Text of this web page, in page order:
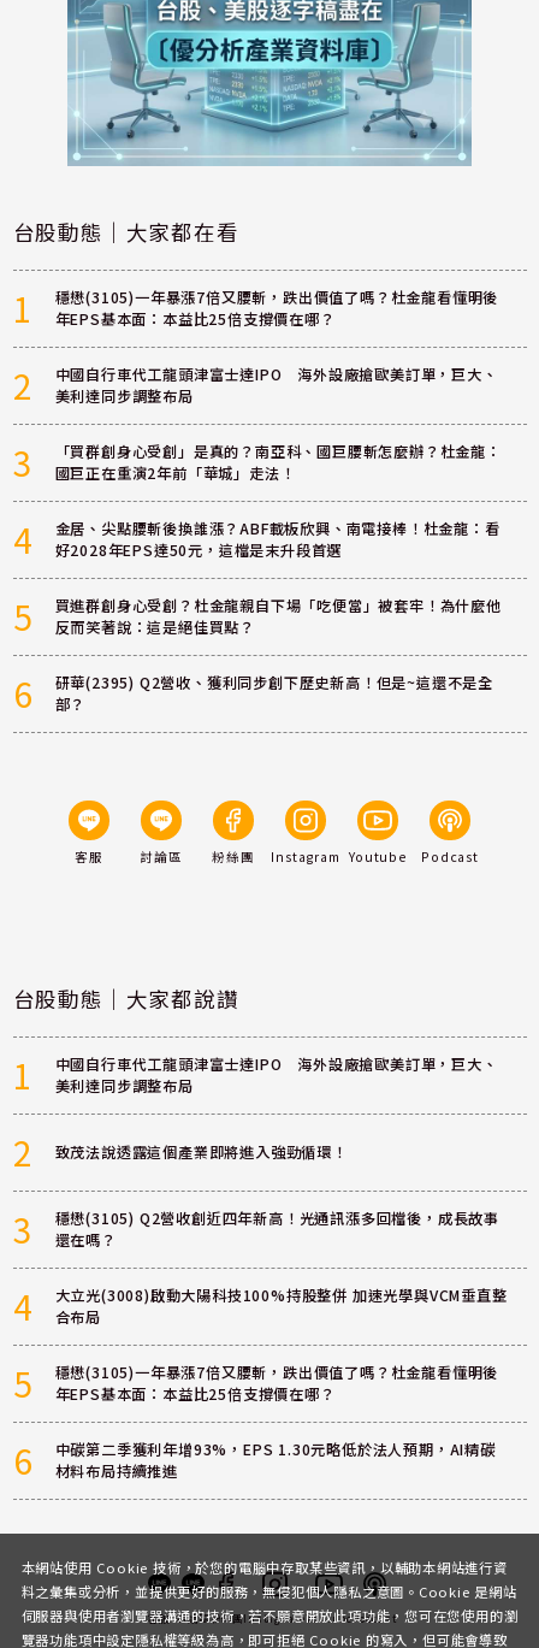
台股動態｜大家都在看
1
穩懋(3105)一年暴漲7倍又腰斬，跌出價值了嗎？杜金龍看懂明後
年EPS基本面：本益比25倍支撐價在哪？
2
中國自行車代工龍頭津富士達IPO 海外設廠搶歐美訂單，巨大、
美利達同步調整布局
3
「買群創身心受創」是真的？南亞科、國巨腰斬怎麼辦？杜金龍：
國巨正在重演2年前「華城」走法！
4
金居、尖點腰斬後換誰漲？ABF載板欣興、南電接棒！杜金龍：看
好2028年EPS達50元，這檔是末升段首選
5
買進群創身心受創？杜金龍親自下場「吃便當」被套牢！為什麼他
反而笑著說：這是絕佳買點？
6
研華(2395) Q2營收、獲利同步創下歷史新高！但是~這還不是全
部？
客服 討論區 粉絲團 Instagram Youtube Podcast
台股動態｜大家都說讚
1
中國自行車代工龍頭津富士達IPO 海外設廠搶歐美訂單，巨大、
美利達同步調整布局
2 致茂法說透露這個產業即將進入強勁循環！
3
穩懋(3105) Q2營收創近四年新高！光通訊漲多回檔後，成長故事
還在嗎？
4
大立光(3008)啟動大陽科技100%持股整併 加速光學與VCM垂直整
合布局
5
穩懋(3105)一年暴漲7倍又腰斬，跌出價值了嗎？杜金龍看懂明後
年EPS基本面：本益比25倍支撐價在哪？
6
中碳第二季獲利年增93%，EPS 1.30元略低於法人預期，AI精碳
材料布局持續推進
客服 討論區粉絲團InstagramYoutubePodcast
本網站使用 Cookie 技術，於您的電腦中存取某些資訊，以輔助本網站進行資
料之彙集或分析，並提供更好的服務，無侵犯個人隱私之意圖。Cookie 是網站
伺服器與使用者瀏覽器溝通的技術，若不願意開放此項功能，您可在您使用的瀏
覽器功能項中設定隱私權等級為高，即可拒絕 Cookie 的寫入，但可能會導致